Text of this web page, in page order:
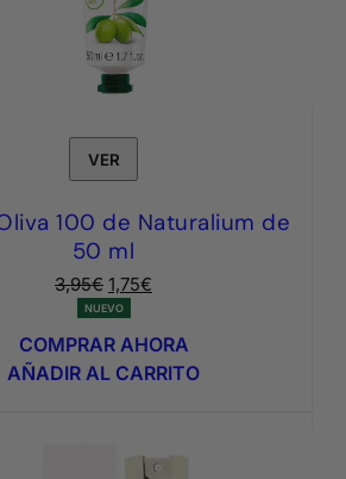
VER
100 de Naturalium de
50 ml
3,95€ El
precio
original
era:
1,75€
actual
es:
NUEVO
COMPRAR AHORA
AÑADIR AL CARRITO